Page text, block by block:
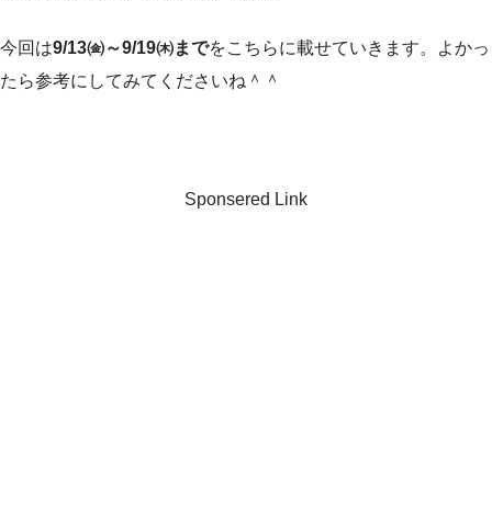
今回は9/13㈮～9/19㈭までをこちらに載せていきます。よかっ
たら参考にしてみてくださいね＾＾
Sponsered Link